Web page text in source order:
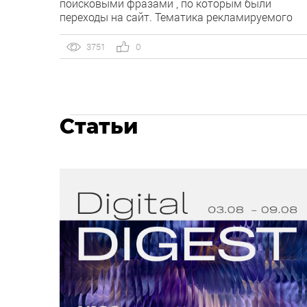
поисковыми фразами , по которым были
переходы на сайт. Тематика рекламируемого
были осуществлены переходы на сайт:
директор, сотрудник, тайланд.
3751 0
Статьи